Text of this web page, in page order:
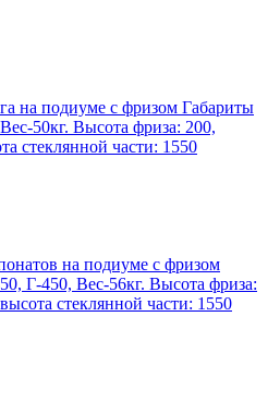
на подиуме с фризом Габариты
50кг. Высота фриза: 200,
стеклянной части: 1550
на подиуме с фризом
Г-450, Вес-56кг. Высота фриза:
стеклянной части: 1550